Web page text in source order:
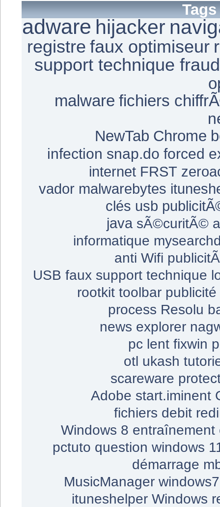
adware hijacker
registre faux optimiseur
support technique
malware fichiers
NewTab Chrome
infection snap.do forced
internet FRST
vador malwarebytes
clés usb
java sÃ©curitÃ©
informatique
anti Wifi
USB faux support technique
rootkit toolbar publicité
process Resolu
news explorer
pc lent fixwin
otl ukash
scareware
Adobe start.iminent
fichiers debit
Windows 8 entraînement
pctuto question windows
démarrage
MusicManager windows7
ituneshelper Windows